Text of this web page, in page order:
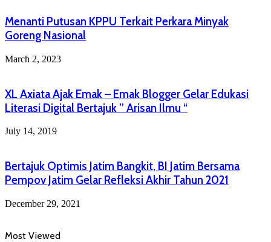
Menanti Putusan KPPU Terkait Perkara Minyak
Goreng Nasional
March 2, 2023
XL Axiata Ajak Emak – Emak Blogger Gelar Edukasi
Literasi Digital Bertajuk ” Arisan Ilmu “
July 14, 2019
Bertajuk Optimis Jatim Bangkit, BI Jatim Bersama
Pempov Jatim Gelar Refleksi Akhir Tahun 2021
December 29, 2021
Most Viewed